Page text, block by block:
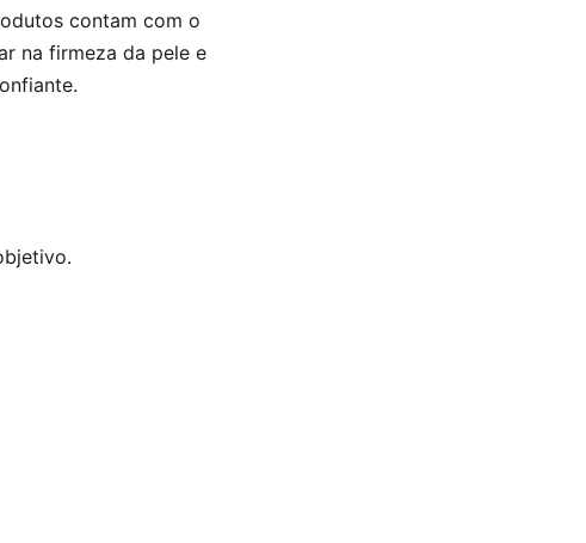
contam com o
na firmeza da pele e